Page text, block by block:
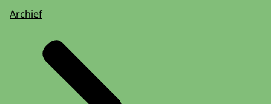
Archief